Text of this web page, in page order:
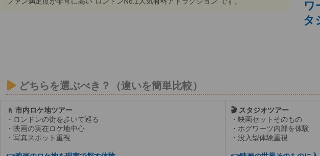
ワ
タ
どちらを選ぶべき？（違いを簡単比較）
🚶 市内ロケ地ツアー
・ロンドンの街を歩いて巡る
・映画の実在ロケ地中心
・写真スポット重視
🎬 スタジオツアー
・映画セットそのもの
・ホグワーツ内部を体験
・没入型体験重視